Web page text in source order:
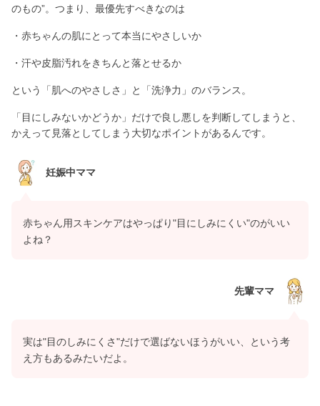
のもの”。つまり、最優先すべきなのは
・赤ちゃんの肌にとって本当にやさしいか
・汗や皮脂汚れをきちんと落とせるか
という「肌へのやさしさ」と「洗浄力」のバランス。
「目にしみないかどうか」だけで良し悪しを判断してしまうと、
かえって見落としてしまう大切なポイントがあるんです。
妊娠中ママ
赤ちゃん用スキンケアはやっぱり"目にしみにくい"のがいい
よね？
先輩ママ
実は"目のしみにくさ"だけで選ばないほうがいい、という考
え方もあるみたいだよ。